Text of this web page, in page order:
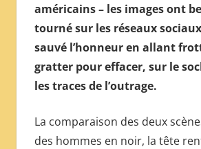
américains – les images ont
tourné sur les réseaux
sauvé l’honneur en allant
gratter pour effacer, sur le
les traces de l’outrage.
La comparaison des deux
des hommes en noir, la tête